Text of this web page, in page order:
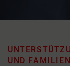
UND FAMILIEN